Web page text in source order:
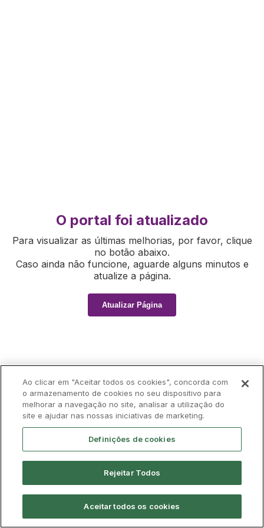
O portal foi atualizado
Para visualizar as últimas melhorias, por favor, clique
no botão abaixo.
Caso ainda não funcione, aguarde alguns minutos e
atualize a página.
Atualizar Página
Ao clicar em "Aceitar todos os cookies", concorda com
o armazenamento de cookies no seu dispositivo para
melhorar a navegação no site, analisar a utilização do
site e ajudar nas nossas iniciativas de marketing.
Definições de cookies
Rejeitar Todos
Aceitar todos os cookies